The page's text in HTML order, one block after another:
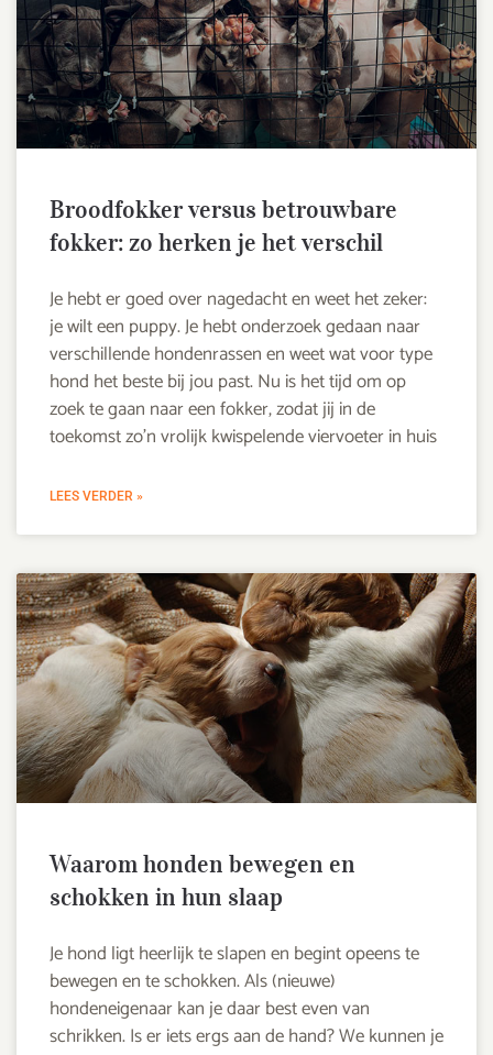
Broodfokker versus betrouwbare
fokker: zo herken je het verschil
Je hebt er goed over nagedacht en weet het zeker:
je wilt een puppy. Je hebt onderzoek gedaan naar
verschillende hondenrassen en weet wat voor type
hond het beste bij jou past. Nu is het tijd om op
zoek te gaan naar een fokker, zodat jij in de
toekomst zo’n vrolijk kwispelende viervoeter in huis
LEES VERDER »
Waarom honden bewegen en
schokken in hun slaap
Je hond ligt heerlijk te slapen en begint opeens te
bewegen en te schokken. Als (nieuwe)
hondeneigenaar kan je daar best even van
schrikken. Is er iets ergs aan de hand? We kunnen je